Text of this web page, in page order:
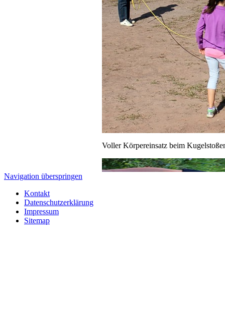
Voller Körpereinsatz beim
Navigation überspringen
Kontakt
Datenschutzerklärung
Impressum
Sitemap